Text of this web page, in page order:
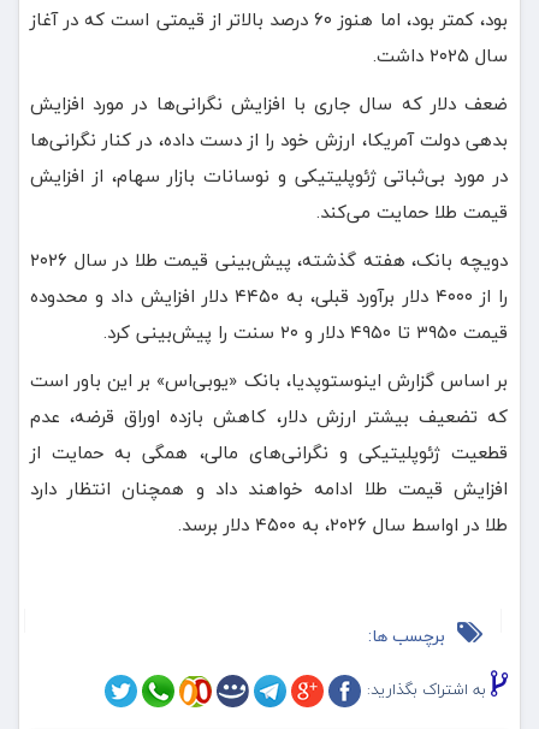
بود، کمتر بود، اما هنوز ۶۰ درصد بالاتر از قیمتی است که در آغاز
سال ۲۰۲۵ داشت.
ضعف دلار که سال جاری با افزایش نگرانی‌ها در مورد افزایش
بدهی دولت آمریکا، ارزش خود را از دست داده، در کنار نگرانی‌ها
در مورد بی‌ثباتی ژئوپلیتیکی و نوسانات بازار سهام، از افزایش
قیمت طلا حمایت می‌کند.
دویچه بانک، هفته گذشته، پیش‌بینی قیمت طلا در سال ۲۰۲۶
را از ۴۰۰۰ دلار برآورد قبلی، به ۴۴۵۰ دلار افزایش داد و محدوده
قیمت ۳۹۵۰ تا ۴۹۵۰ دلار و ۲۰ سنت را پیش‌بینی کرد.
بر اساس گزارش اینوستوپدیا، بانک «یوبی‌اس» بر این باور است
که تضعیف بیشتر ارزش دلار، کاهش بازده اوراق قرضه، عدم
قطعیت ژئوپلیتیکی و نگرانی‌های مالی، همگی به حمایت از
افزایش قیمت طلا ادامه خواهند داد و همچنان انتظار دارد
طلا در اواسط سال ۲۰۲۶، به ۴۵۰۰ دلار برسد.
برچسب ها:
به اشتراک بگذارید: